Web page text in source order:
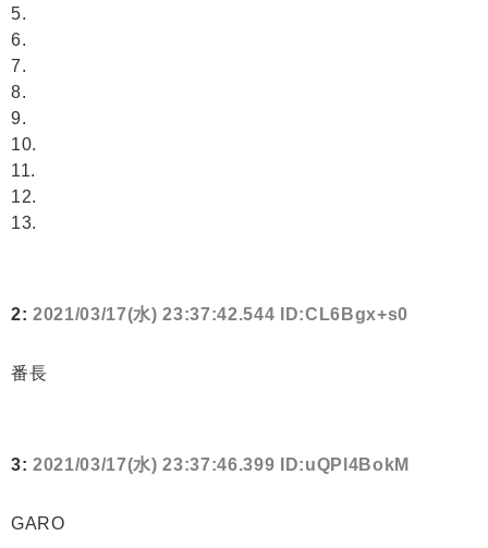
5.
6.
7.
8.
9.
10.
11.
12.
13.
2: 2021/03/17(水) 23:37:42.544 ID:CL6Bgx+s0
番長
3: 2021/03/17(水) 23:37:46.399 ID:uQPl4BokM
GARO